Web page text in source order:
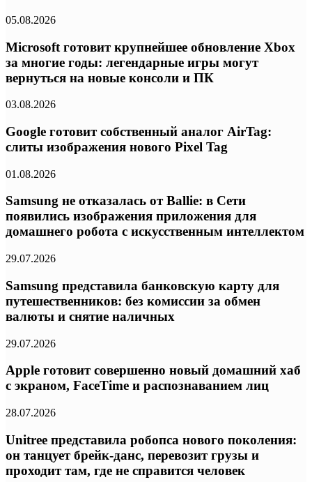
05.08.2026
Microsoft готовит крупнейшее обновление Xbox
за многие годы: легендарные игры могут
вернуться на новые консоли и ПК
03.08.2026
Google готовит собственный аналог AirTag:
слиты изображения нового Pixel Tag
01.08.2026
Samsung не отказалась от Ballie: в Сети
появились изображения приложения для
домашнего робота с искусственным интеллектом
29.07.2026
Samsung представила банковскую карту для
путешественников: без комиссии за обмен
валюты и снятие наличных
29.07.2026
Apple готовит совершенно новый домашний хаб
с экраном, FaceTime и распознаванием лиц
28.07.2026
Unitree представила робопса нового поколения:
он танцует брейк-данс, перевозит грузы и
проходит там, где не справится человек